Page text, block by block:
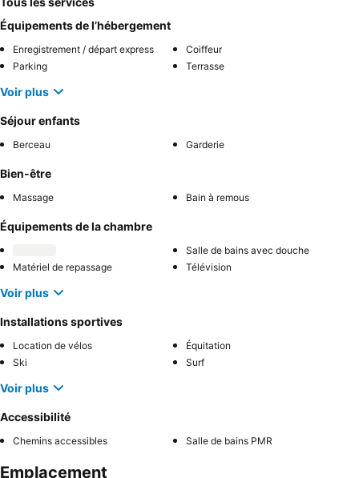
Équipements de l’hébergement
Enregistrement / départ express
Coiffeur
Parking
Terrasse
Voir plus
Séjour enfants
Berceau Garderie
Bien-être
Massage Bain à remous
Équipements de la chambre
Salle de bains avec douche
Matériel de repassage
Télévision
Voir plus
Installations sportives
Location de vélos
Équitation
Ski
Surf
Voir plus
Accessibilité
Chemins accessibles Salle de bains PMR
Emplacement